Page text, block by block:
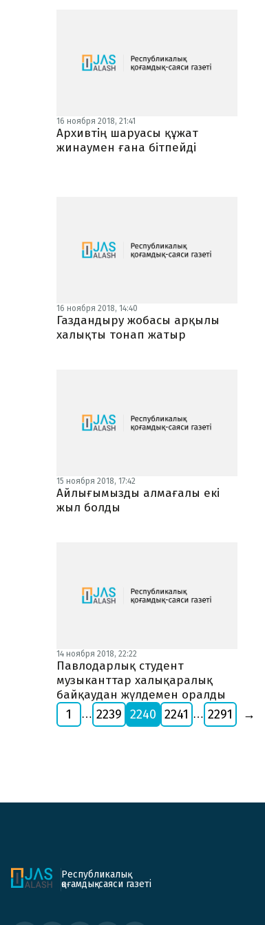
16 ноября 2018, 21:41
Архивтің шаруасы құжат
жинаумен ғана бітпейді
16 ноября 2018, 14:40
Газдандыру жобасы арқылы
халықты тонап жатыр
15 ноября 2018, 17:42
Айлығымызды алмағалы екі
жыл болды
14 ноября 2018, 22:22
Павлодарлық студент
музыканттар халықаралық
байқаудан жүлдемен оралды
1 … 2239 2240 2241 … 2291 →
Республикалық
қоғамдық-саяси газеті